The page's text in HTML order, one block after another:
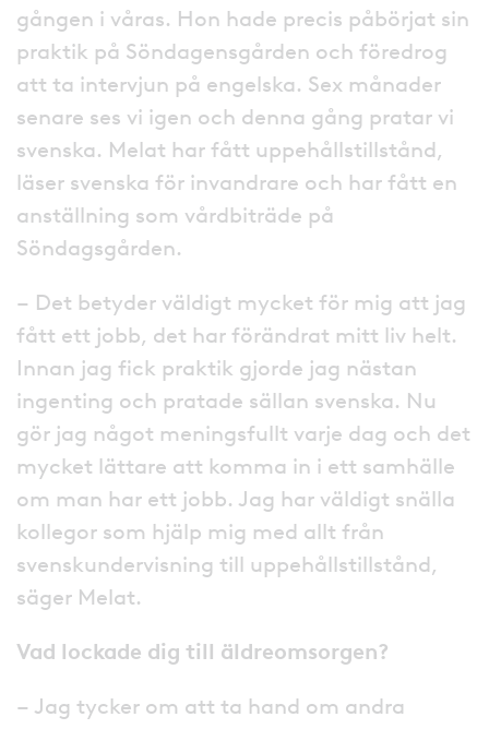
gången i våras. Hon hade precis påbörjat sin
praktik på Söndagensgården och föredrog
att ta intervjun på engelska. Sex månader
senare ses vi igen och denna gång pratar vi
svenska. Melat har fått uppehållstillstånd,
läser svenska för invandrare och har fått en
anställning som vårdbiträde på
Söndagsgården.
– Det betyder väldigt mycket för mig att jag
fått ett jobb, det har förändrat mitt liv helt.
Innan jag fick praktik gjorde jag nästan
ingenting och pratade sällan svenska. Nu
gör jag något meningsfullt varje dag och det
mycket lättare att komma in i ett samhälle
om man har ett jobb. Jag har väldigt snälla
kollegor som hjälp mig med allt från
svenskundervisning till uppehållstillstånd,
säger Melat.
Vad lockade dig till äldreomsorgen?
– Jag tycker om att ta hand om andra